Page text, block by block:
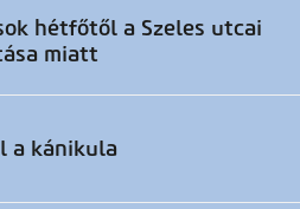
hétfőtől a Szeles utcai
miatt
a kánikula